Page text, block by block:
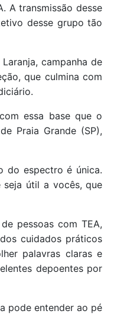
A transmissão desse
desse grupo tão
campanha de
que culmina com
essa base que o
Praia Grande (SP),
do espectro é única.
útil a vocês, que
pessoas com TEA,
cuidados práticos
palavras claras e
depoentes por
pode entender ao pé